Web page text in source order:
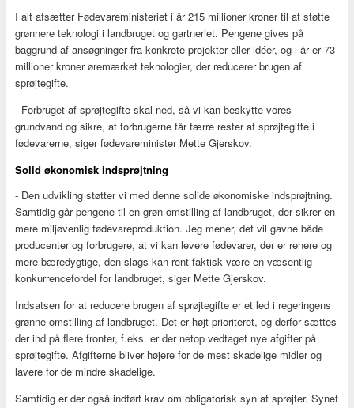
I alt afsætter Fødevareministeriet i år 215 millioner kroner til at støtte
grønnere teknologi i landbruget og gartneriet. Pengene gives på
baggrund af ansøgninger fra konkrete projekter eller idéer, og i år er 73
millioner kroner øremærket teknologier, der reducerer brugen af
sprøjtegifte.
- Forbruget af sprøjtegifte skal ned, så vi kan beskytte vores
grundvand og sikre, at forbrugerne får færre rester af sprøjtegifte i
fødevarerne, siger fødevareminister Mette Gjerskov.
Solid økonomisk indsprøjtning
- Den udvikling støtter vi med denne solide økonomiske indsprøjtning.
Samtidig går pengene til en grøn omstilling af landbruget, der sikrer en
mere miljøvenlig fødevareproduktion. Jeg mener, det vil gavne både
producenter og forbrugere, at vi kan levere fødevarer, der er renere og
mere bæredygtige, den slags kan rent faktisk være en væsentlig
konkurrencefordel for landbruget, siger Mette Gjerskov.
Indsatsen for at reducere brugen af sprøjtegifte er et led i regeringens
grønne omstilling af landbruget. Det er højt prioriteret, og derfor sættes
der ind på flere fronter, f.eks. er der netop vedtaget nye afgifter på
sprøjtegifte. Afgifterne bliver højere for de mest skadelige midler og
lavere for de mindre skadelige.
Samtidig er der også indført krav om obligatorisk syn af sprøjter. Synet